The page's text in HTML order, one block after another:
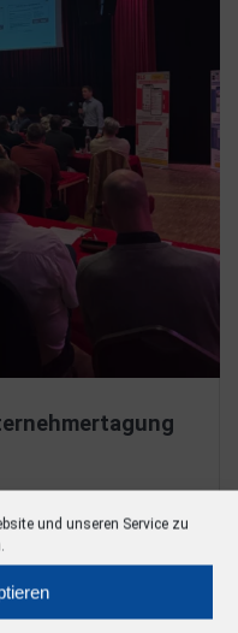
und unseren Service zu